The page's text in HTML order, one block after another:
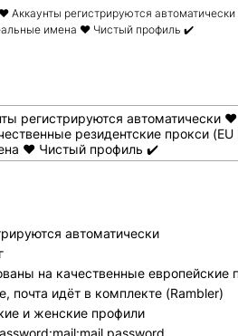
Аккаунты регистрируются
имена ❤️ Чистый профиль ✔️
регистрируются автоматически
резидентские прокси
❤️ Чистый профиль ✔️
автоматически
на качественные европейские
почта идёт в комплекте (Rambler)
и женские профили
password